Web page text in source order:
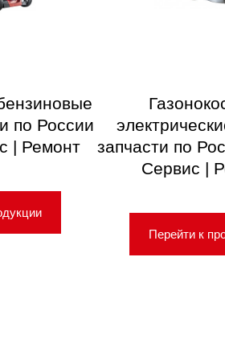
по России
| Ремонт
запчасти по
Сервис |
Перейти к